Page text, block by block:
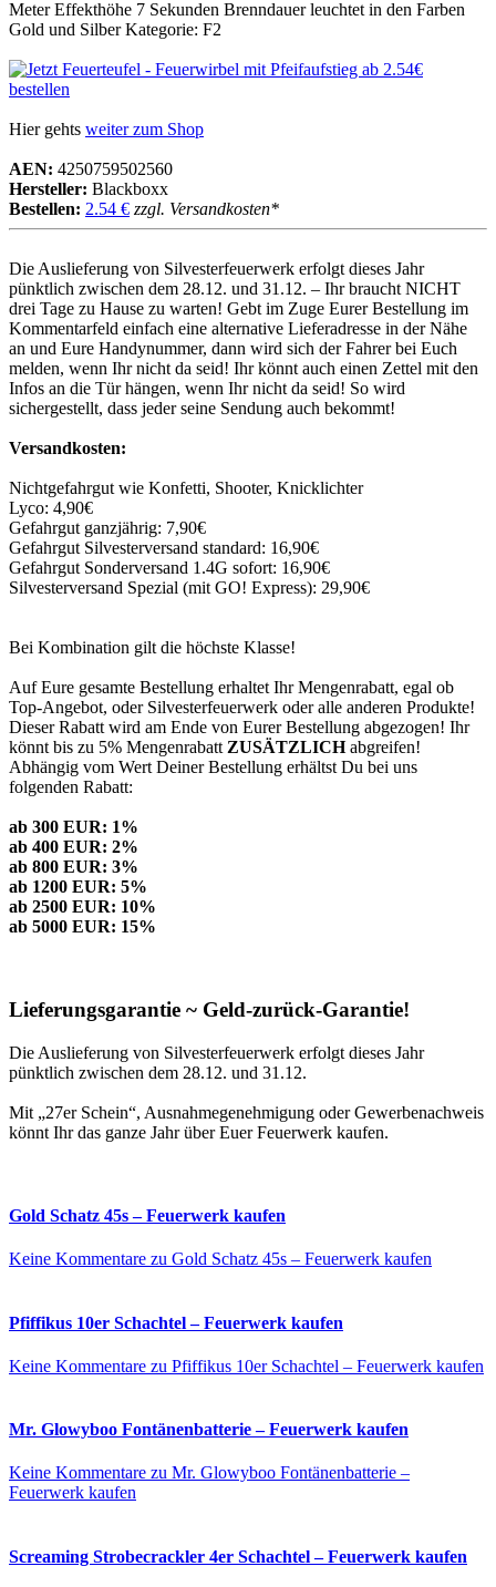
Meter Effekthöhe 7 Sekunden Brenndauer leuchtet in den Farben
Gold und Silber Kategorie: F2
Hier gehts weiter zum Shop
AEN: 4250759502560
Hersteller: Blackboxx
Bestellen: 2.54 € zzgl. Versandkosten*
Die Auslieferung von Silvesterfeuerwerk erfolgt dieses Jahr
pünktlich zwischen dem 28.12. und 31.12. – Ihr braucht NICHT
drei Tage zu Hause zu warten! Gebt im Zuge Eurer Bestellung im
Kommentarfeld einfach eine alternative Lieferadresse in der Nähe
an und Eure Handynummer, dann wird sich der Fahrer bei Euch
melden, wenn Ihr nicht da seid! Ihr könnt auch einen Zettel mit den
Infos an die Tür hängen, wenn Ihr nicht da seid! So wird
sichergestellt, dass jeder seine Sendung auch bekommt!
Versandkosten:
Nichtgefahrgut wie Konfetti, Shooter, Knicklichter
Lyco: 4,90€
Gefahrgut ganzjährig: 7,90€
Gefahrgut Silvesterversand standard: 16,90€
Gefahrgut Sonderversand 1.4G sofort: 16,90€
Silvesterversand Spezial (mit GO! Express): 29,90€
Bei Kombination gilt die höchste Klasse!
Auf Eure gesamte Bestellung erhaltet Ihr Mengenrabatt, egal ob
Top-Angebot, oder Silvesterfeuerwerk oder alle anderen Produkte!
Dieser Rabatt wird am Ende von Eurer Bestellung abgezogen! Ihr
könnt bis zu 5% Mengenrabatt ZUSÄTZLICHabgreifen!
Abhängig vom Wert Deiner Bestellung erhältst Du bei uns
folgenden Rabatt:
ab 300 EUR: 1%
ab 400 EUR: 2%
ab 800 EUR: 3%
ab 1200 EUR: 5%
ab 2500 EUR: 10%
ab 5000 EUR: 15%
Lieferungsgarantie ~ Geld-zurück-Garantie!
Die Auslieferung von Silvesterfeuerwerk erfolgt dieses Jahr
pünktlich zwischen dem 28.12. und 31.12.
Mit „27er Schein“, Ausnahmegenehmigung oder Gewerbenachweis
könnt Ihr das ganze Jahr über Euer Feuerwerk kaufen.
Gold Schatz 45s – Feuerwerk kaufen
Keine Kommentare zu Gold Schatz 45s – Feuerwerk kaufen
Pfiffikus 10er Schachtel – Feuerwerk kaufen
Keine Kommentare zu Pfiffikus 10er Schachtel – Feuerwerk kaufen
Mr. Glowyboo Fontänenbatterie – Feuerwerk kaufen
Keine Kommentare zu Mr. Glowyboo Fontänenbatterie –
Feuerwerk kaufen
Screaming Strobecrackler 4er Schachtel – Feuerwerk kaufen